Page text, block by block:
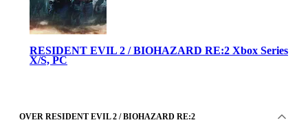
RESIDENT EVIL 2 / BIOHAZARD RE:2 Xbox Series
X/S, PC
OVER RESIDENT EVIL 2 / BIOHAZARD RE:2